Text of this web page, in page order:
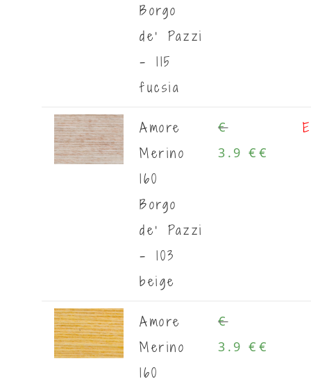
Borgo
de' Pazzi
- 115
fucsia
Amore
Merino
160
Borgo
de' Pazzi
- 103
beige
€
3.9 € €
Amore
Merino
160
€
3.9 € €